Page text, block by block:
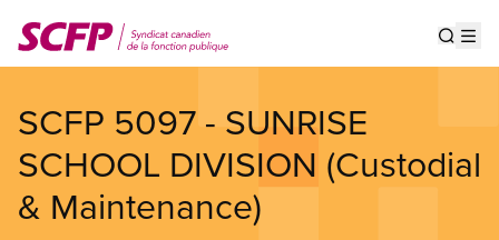
au
contenu
SCFP 5097 - SUNRISE
SCHOOL DIVISION (Custodial
& Maintenance)